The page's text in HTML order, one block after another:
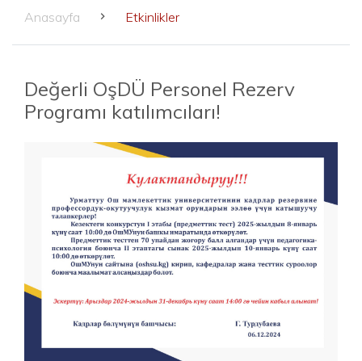
Anasayfa Etkinlikler
Değerli OşDÜ Personel Rezerv
Programı katılımcıları!